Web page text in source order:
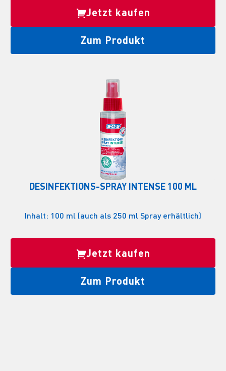
Jetzt kaufen
Zum Produkt
DESINFEKTIONS-SPRAY INTENSE 100 ML
Inhalt: 100 ml (auch als 250 ml Spray erhältlich)
Jetzt kaufen
Zum Produkt